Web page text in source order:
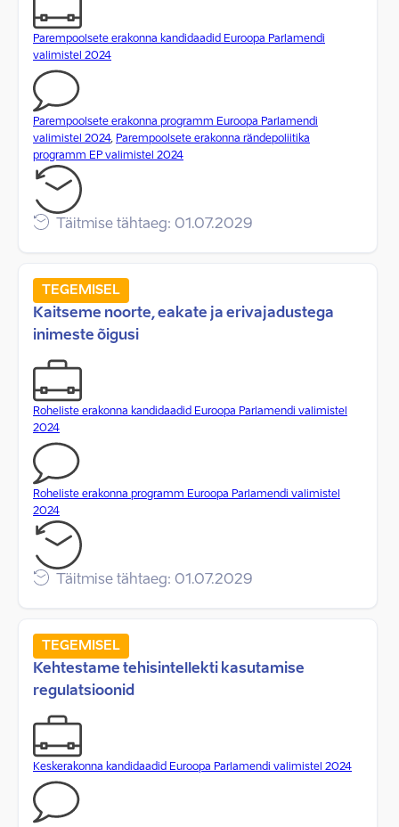
Parempoolsete erakonna kandidaadid Euroopa Parlamendi
valimistel 2024
Parempoolsete erakonna programm Euroopa Parlamendi
valimistel 2024, Parempoolsete erakonna rändepoliitika
programm EP valimistel 2024
Täitmise tähtaeg: 01.07.2029
TEGEMISEL
Kaitseme noorte, eakate ja erivajadustega
inimeste õigusi
Roheliste erakonna kandidaadid Euroopa Parlamendi valimistel
2024
Roheliste erakonna programm Euroopa Parlamendi valimistel
2024
Täitmise tähtaeg: 01.07.2029
TEGEMISEL
Kehtestame tehisintellekti kasutamise
regulatsioonid
Keskerakonna kandidaadid Euroopa Parlamendi valimistel 2024